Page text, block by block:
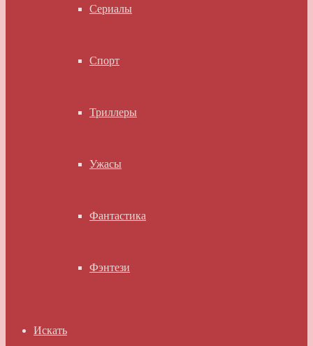
Сериалы
Спорт
Триллеры
Ужасы
Фантастика
Фэнтези
Искать